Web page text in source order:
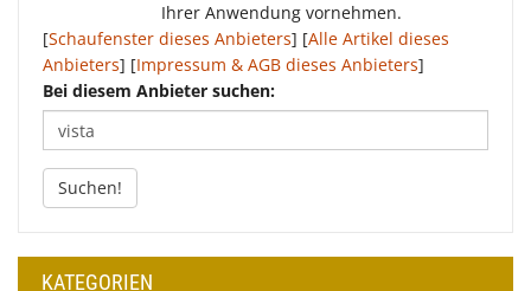
Ihrer Anwendung vornehmen.
[Schaufenster dieses Anbieters] [Alle Artikel dieses
Anbieters] [Impressum & AGB dieses Anbieters]
Bei diesem Anbieter suchen:
Suchen!
KATEGORIEN